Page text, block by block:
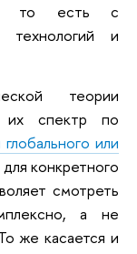
то есть с
технологий и
теории
их спектр по
или
конкретного
смотреть
а не
же касается и